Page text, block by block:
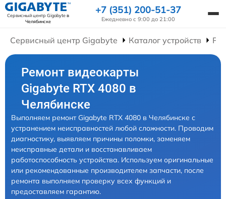
Сервисный центр Gigabyteв
Челябинске
+7 (351) 200-51-37
Ежедневно с 9:00 до 21:00
Сервисный центр Gigabyte Каталог устройств
Ремонт видеокарты
Gigabyte RTX 4080 в
Челябинске
Выполняем ремонт Gigabyte RTX 4080 в Челябинске с
устранением неисправностей любой сложности. Проводим
диагностику, выявляем причины поломки, заменяем
неисправные детали и восстанавливаем
работоспособность устройства. Используем оригинальные
или рекомендованные производителем запчасти, после
ремонта выполняем проверку всех функций и
предоставляем гарантию.